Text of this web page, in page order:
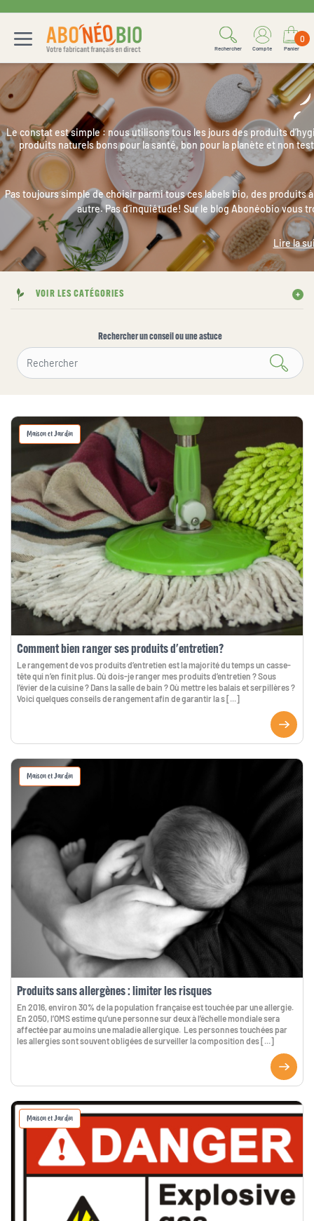
Rechercher Compte
0
Panier
Le constat est simple : nous utilisons tous les jours des produits
produits naturels bons pour la santé, bon pour la planète et non
Pas toujours simple de choisir parmi tous ces labels bio, des produits
autre. Pas d’inquiétude! Sur le blog Abonéobio vous
Lire la
Rechercher un conseil ou une astuce
VOIR LES CATÉGORIES
Maison et Jardin
Comment bien ranger ses produits d'entretien?
Le rangement de vos produits d’entretien est la majorité du temps un casse-
tête qui n’en finit plus. Où dois-je ranger mes produits d’entretien ? Sous
l’évier de la cuisine ? Dans la salle de bain ? Où mettre les balais et serpillères ?
Voici quelques conseils de rangement afin de garantir la s [...]
Maison et Jardin
Produits sans allergènes : limiter les risques
En 2016, environ 30% de la population française est touchée par une allergie.
En 2050, l’OMS estime qu’une personne sur deux à l’échelle mondiale sera
affectée par au moins une maladie allergique. Les personnes touchées par
les allergies sont souvent obligées de surveiller la composition des [...]
Maison et Jardin